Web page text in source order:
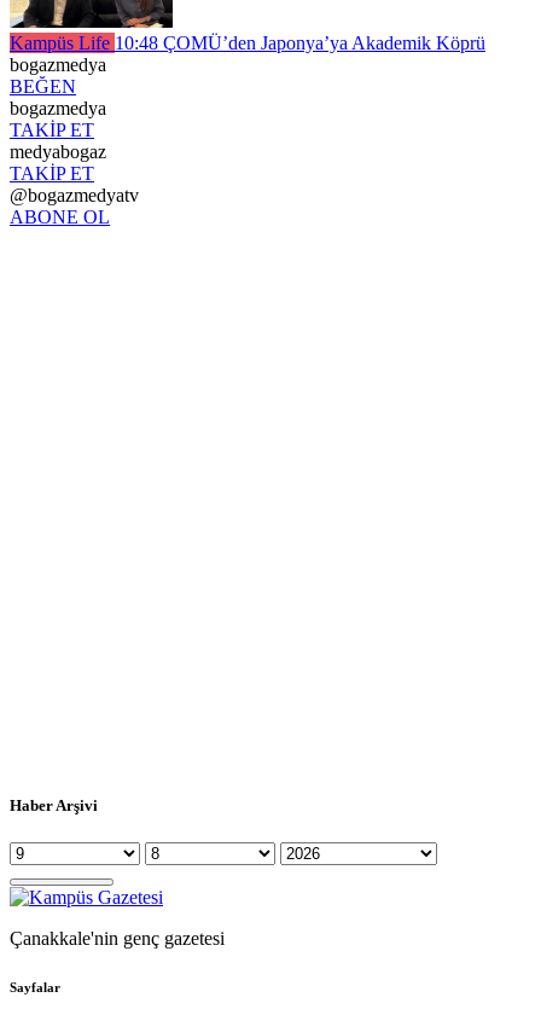
Kampüs Life 10:48 ÇOMÜ’den Japonya’ya Akademik Köprü
bogazmedya
BEĞEN
bogazmedya
TAKİP ET
medyabogaz
TAKİP ET
@bogazmedyatv
ABONE OL
Haber Arşivi
Çanakkale'nin genç gazetesi
Sayfalar